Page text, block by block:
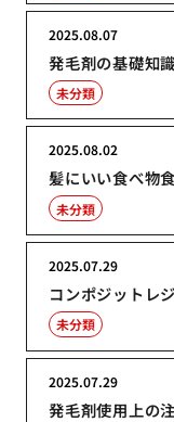
発毛剤の基礎知
2025.08.07
未分類
髪にいい食べ物
2025.08.02
未分類
コンポジットレ
2025.07.29
未分類
発毛剤使用上の
2025.07.29